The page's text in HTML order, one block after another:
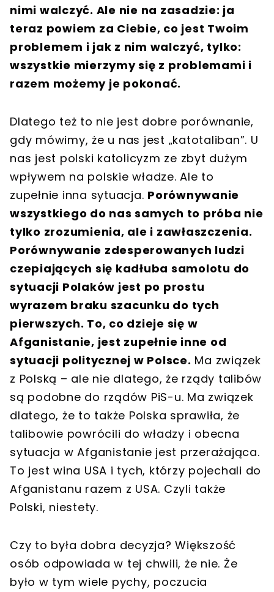
nimi walczyć. Ale nie na zasadzie: ja
teraz powiem za Ciebie, co jest Twoim
problemem i jak z nim walczyć, tylko:
wszystkie mierzymy się z problemami i
razem możemy je pokonać.
Dlatego też to nie jest dobre porównanie,
gdy mówimy, że u nas jest „katotaliban”. U
nas jest polski katolicyzm ze zbyt dużym
wpływem na polskie władze. Ale to
zupełnie inna sytuacja. Porównywanie
wszystkiego do nas samych to próba nie
tylko zrozumienia, ale i zawłaszczenia.
Porównywanie zdesperowanych ludzi
czepiających się kadłuba samolotu do
sytuacji Polaków jest po prostu
wyrazem braku szacunku do tych
pierwszych. To, co dzieje się w
Afganistanie, jest zupełnie inne od
sytuacji politycznej w Polsce. Ma związek
z Polską – ale nie dlatego, że rządy talibów
są podobne do rządów PiS-u. Ma związek
dlatego, że to także Polska sprawiła, że
talibowie powrócili do władzy i obecna
sytuacja w Afganistanie jest przerażająca.
To jest wina USA i tych, którzy pojechali do
Afganistanu razem z USA. Czyli także
Polski, niestety.
Czy to była dobra decyzja? Większość
osób odpowiada w tej chwili, że nie. Że
było w tym wiele pychy, poczucia